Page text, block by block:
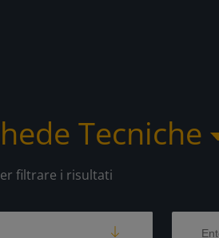
Tecniche
filtrare i risultati